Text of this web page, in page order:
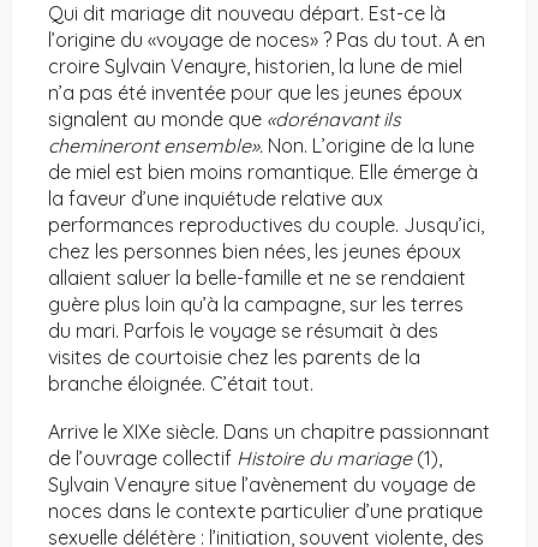
Qui dit mariage dit nouveau départ. Est-ce là
l’origine du «voyage de noces» ? Pas du tout. A en
croire Sylvain Venayre, historien, la lune de miel
n’a pas été inventée pour que les jeunes époux
signalent au monde que «dorénavant ils
chemineront ensemble». Non. L’origine de la lune
de miel est bien moins romantique. Elle émerge à
la faveur d’une inquiétude relative aux
performances reproductives du couple. Jusqu’ici,
chez les personnes bien nées, les jeunes époux
allaient saluer la belle-famille et ne se rendaient
guère plus loin qu’à la campagne, sur les terres
du mari. Parfois le voyage se résumait à des
visites de courtoisie chez les parents de la
branche éloignée. C’était tout.
Arrive le XIXe siècle. Dans un chapitre passionnant
de l’ouvrage collectif Histoire du mariage(1),
Sylvain Venayre situe l’avènement du voyage de
noces dans le contexte particulier d’une pratique
sexuelle délétère : l’initiation, souvent violente, des